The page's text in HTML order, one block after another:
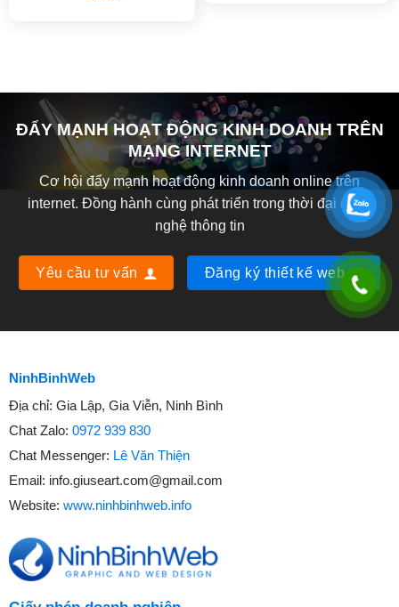
ĐẨY MẠNH HOẠT ĐỘNG KINH DOANH TRÊN
MẠNG INTERNET
Cơ hội đẩy mạnh hoạt động kinh doanh online trên
internet. Đồng hành cùng phát triển trong thời đại công
nghệ thông tin
Yêu cầu tư vấn Đăng ký thiết kế web
NinhBinhWeb
Địa chỉ: Gia Lập, Gia Viễn, Ninh Bình
Chat Zalo: 0972 939 830
Chat Messenger: Lê Văn Thiện
Email: info.giuseart.com@gmail.com
Website: www.ninhbinhweb.info